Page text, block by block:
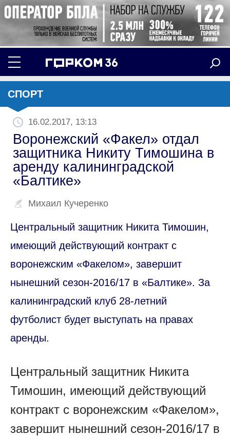
СПОРТ
16.02.2017, 13:13
Воронежский «Факел» отдал
защитника Никиту Тимошина в
аренду калининградской
«Балтике»
Михаил Кучеренко
Центральный защитник Никита Тимошин,
имеющий действующий контракт с
воронежским «Факелом», завершит
нынешний сезон-2016/17 в «Балтике». За
калининградский клуб 28-летний
футболист будет выступать на правах
аренды.
Центральный защитник Никита
Тимошин, имеющий действующий
контракт с воронежским «Факелом»,
завершит нынешний сезон-2016/17 в